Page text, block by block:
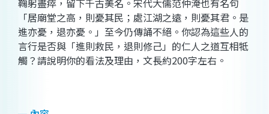
鞠躬盡瘁，留下千古美名。宋代大儒范仲淹也有名句
「居廟堂之高，則憂其民；處江湖之遠，則憂其君。是
進亦憂，退亦憂。」至今仍傳誦不絕。你認為這些人的
言行是否與「進則救民，退則修己」的仁人之道互相牴
觸？請說明你的看法及理由，文長約200字左右。